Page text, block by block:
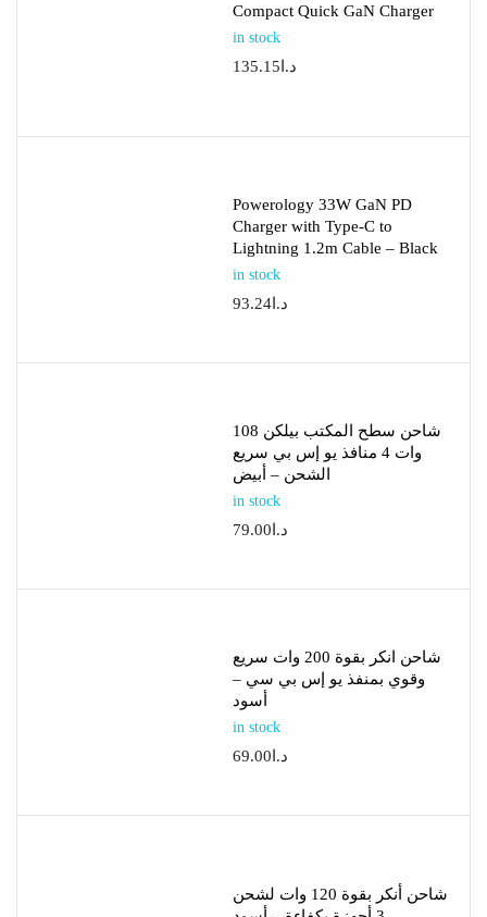
Compact Quick GaN Charger
in stock
د.ا 135.15
Powerology 33W GaN PD
Charger with Type-C to
Lightning 1.2m Cable – Black
in stock
د.ا 93.24
شاحن سطح المكتب بيلكن 108
وات 4 منافذ يو إس بي سريع
الشحن – أبيض
in stock
د.ا 79.00
شاحن انكر بقوة 200 وات سريع
وقوي بمنفذ يو إس بي سي –
أسود
in stock
د.ا 69.00
شاحن أنكر بقوة 120 وات لشحن